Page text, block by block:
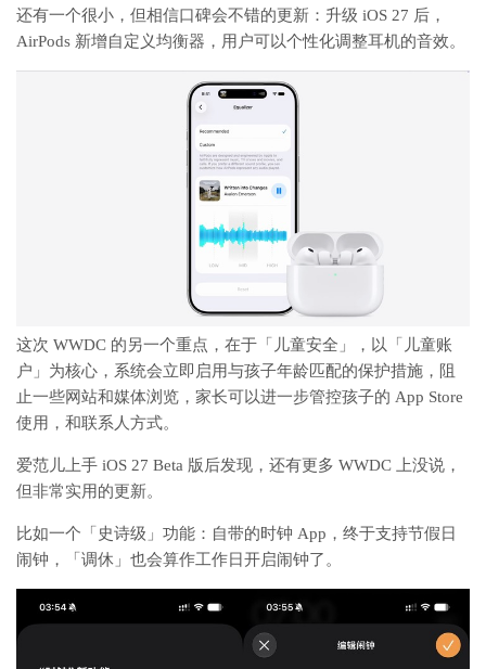
还有一个很小，但相信口碑会不错的更新：升级 iOS 27 后，
AirPods 新增自定义均衡器，用户可以个性化调整耳机的音效。
这次 WWDC 的另一个重点，在于「儿童安全」，以「儿童账
户」为核心，系统会立即启用与孩子年龄匹配的保护措施，阻
止一些网站和媒体浏览，家长可以进一步管控孩子的 App Store
使用，和联系人方式。
爱范儿上手 iOS 27 Beta 版后发现，还有更多 WWDC 上没说，
但非常实用的更新。
比如一个「史诗级」功能：自带的时钟 App，终于支持节假日
闹钟，「调休」也会算作工作日开启闹钟了。